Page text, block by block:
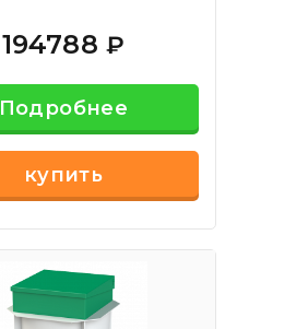
194788₽
Подробнее
купить